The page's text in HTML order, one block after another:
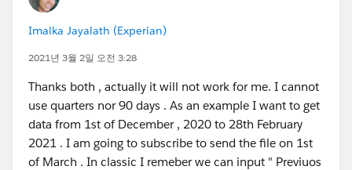
Imalka Jayalath (Experian)
2021년 3월 2일 오전 3:28
Thanks both , actually it will not work for me. I cannot
use quarters nor 90 days . As an example I want to get
data from 1st of December , 2020 to 28th February
2021 . I am going to subscribe to send the file on 1st
of March . In classic I remeber we can input " Previuos